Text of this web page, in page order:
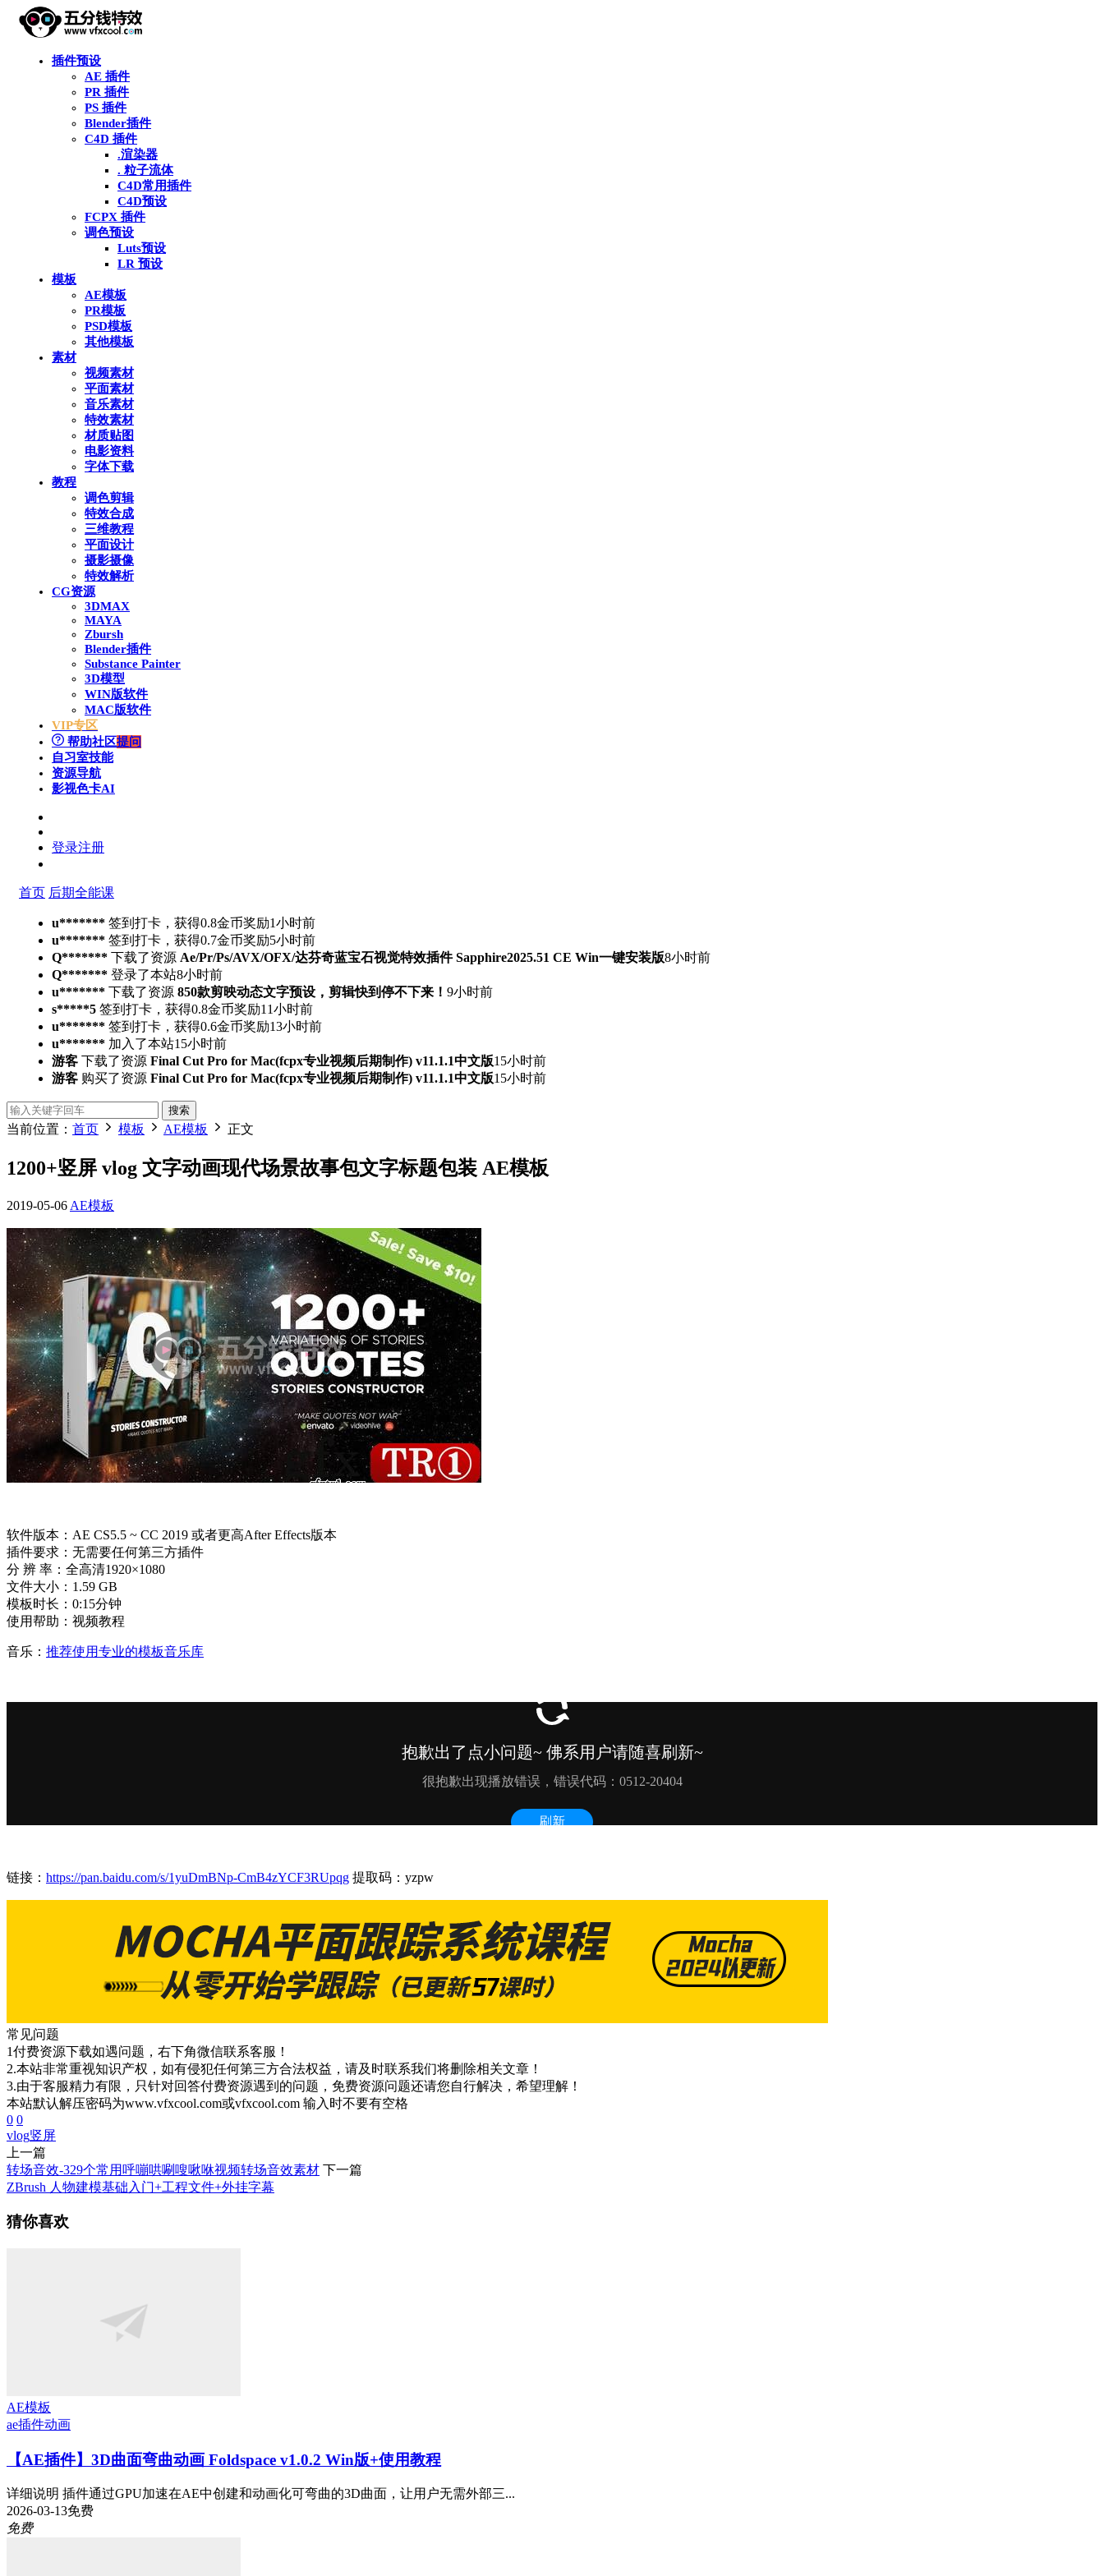
插件预设
AE 插件
PR 插件
PS 插件
Blender插件
C4D 插件
.渲染器
. 粒子流体
C4D常用插件
C4D预设
FCPX 插件
调色预设
Luts预设
LR 预设
模板
AE模板
PR模板
PSD模板
其他模板
素材
视频素材
平面素材
音乐素材
特效素材
材质贴图
电影资料
字体下载
教程
调色剪辑
特效合成
三维教程
平面设计
摄影摄像
特效解析
CG资源
3DMAX
MAYA
Zbursh
Blender插件
Substance Painter
3D模型
WIN版软件
MAC版软件
VIP专区
帮助社区提问
自习室技能
资源导航
影视色卡AI
登录注册
首页 后期全能课
u******* 签到打卡，获得0.8金币奖励1小时前
u******* 签到打卡，获得0.7金币奖励5小时前
Q******* 下载了资源 Ae/Pr/Ps/AVX/OFX/达芬奇蓝宝石视觉特效插件 Sapphire2025.51 CE Win一键安装版8小时前
Q******* 登录了本站8小时前
u******* 下载了资源 850款剪映动态文字预设，剪辑快到停不下来！ 9小时前
s*****5 签到打卡，获得0.8金币奖励11小时前
u******* 签到打卡，获得0.6金币奖励13小时前
u******* 加入了本站15小时前
游客 下载了资源 Final Cut Pro for Mac(fcpx专业视频后期制作) v11.1.1中文版15小时前
游客 购买了资源 Final Cut Pro for Mac(fcpx专业视频后期制作) v11.1.1中文版15小时前
搜索
当前位置： 首页 模板 AE模板 正文
1200+竖屏 vlog 文字动画现代场景故事包文字标题包装 AE模板
2019-05-06 AE模板
软件版本：AE CS5.5 ~ CC 2019 或者更高After Effects版本
插件要求：无需要任何第三方插件
分 辨 率：全高清1920×1080
文件大小：1.59 GB
模板时长：0:15分钟
使用帮助：视频教程
音乐： 推荐使用专业的模板音乐库
链接： https://pan.baidu.com/s/1yuDmBNp-CmB4zYCF3RUpqg 提取码：yzpw
常见问题
1付费资源下载如遇问题，右下角微信联系客服！
2.本站非常重视知识产权，如有侵犯任何第三方合法权益，请及时联系我们将删除相关文章！
3.由于客服精力有限，只针对回答付费资源遇到的问题，免费资源问题还请您自行解决，希望理解！
本站默认解压密码为www.vfxcool.com或vfxcool.com 输入时不要有空格
0 0
vlog竖屏
上一篇
转场音效-329个常用呼嘣哄唰嗖啾咻视频转场音效素材 下一篇
ZBrush 人物建模基础入门+工程文件+外挂字幕
猜你喜欢
AE模板
ae插件动画
【AE插件】3D曲面弯曲动画 Foldspace v1.0.2 Win版+使用教程
详细说明 插件通过GPU加速在AE中创建和动画化可弯曲的3D曲面，让用户无需外部三...
2026-03-13免费
免费